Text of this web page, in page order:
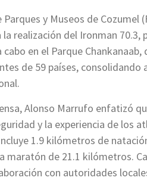
y Museos de Cozumel
realización del Ironman
en el Parque
de 59 países, consolidando
Alonso Marrufo enfatizó
y la experiencia de los
1.9 kilómetros de
maratón de 21.1 kilómetros.
con autoridades